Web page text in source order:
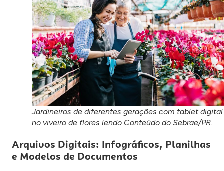
Jardineiros de diferentes gerações com tablet digital
no viveiro de flores lendo Conteúdo do Sebrae/PR.
Arquivos Digitais: Infográficos, Planilhas
e Modelos de Documentos